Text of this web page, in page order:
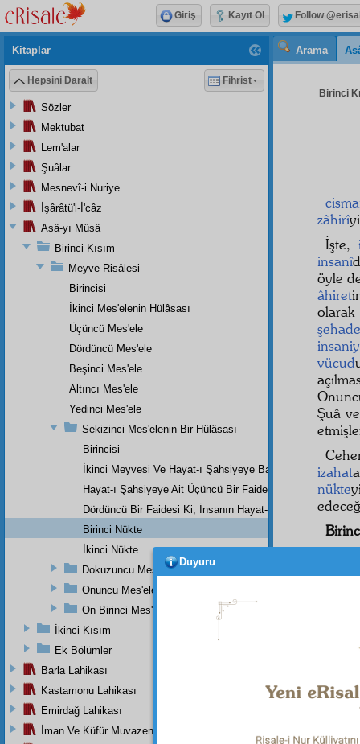
Arama
Birinci
zâhirî
İşte,
insanî
öyle
âhiret
vücud
Şuâ
izahat
nükte
insan,
Kitaplar
Hepsini Daralt Fihrist
Sözler
Mektubat
Lem'alar
Şuâlar
Mesnevî-i Nuriye
İşârâtü'l-İ'câz
Asâ-yı Mûsâ
Birinci Kısım
Meyve Risâlesi
Birincisi
İkinci Mes'elenin Hülâsası
Üçüncü Mes'ele
Dördüncü Mes'ele
Beşinci Mes'ele
Altıncı Mes'ele
Yedinci Mes'ele
Sekizinci Mes'elenin Bir Hülâsası
Birincisi
İkinci Meyvesi Ve Hayat-ı Şahsiyeye Bakan Bir Faidesi
Hayat-ı Şahsiyeye Ait Üçüncü Bir Faidesi
Dördüncü Bir Faidesi Ki, İnsanın Hayat-ı İçtimaiyesine
Birinci Nükte
İkinci Nükte
Dokuzuncu Mesele
Onuncu Mes'ele
On Birinci Mes'ele
İkinci Kısım
Ek Bölümler
Barla Lahikası
Kastamonu Lahikası
Emirdağ Lahikası
İman Ve Küfür Muvazeneleri
Giriş Kayıt Ol Follow
Duyuru